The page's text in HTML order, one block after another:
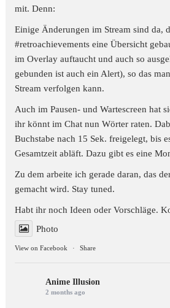
mit. Denn:
Einige Änderungen im Stream sind da,
#retroachievements eine Übersicht
im Overlay auftaucht und auch so
gebunden ist auch ein Alert), so das
Stream verfolgen kann.
Auch im Pausen- und Wartescreen hat
ihr könnt im Chat nun Wörter raten.
Buchstabe nach 15 Sek. freigelegt, bis
Gesamtzeit abläft. Dazu gibt es eine
Zu dem arbeite ich gerade daran, das
gemacht wird. Stay tuned.
Habt ihr noch Ideen oder Vorschläge.
Photo
View on Facebook · Share
Anime Illusion
2 months ago